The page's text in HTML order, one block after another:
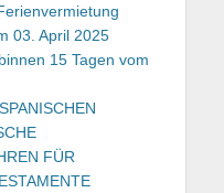
03. April 2025
15 Tagen vom
FÜR